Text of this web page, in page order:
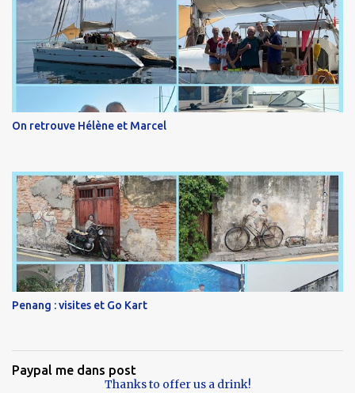
On retrouve Hélène et Marcel
Penang : visites et Go Kart
Paypal me dans post
Thanks to offer us a drink!